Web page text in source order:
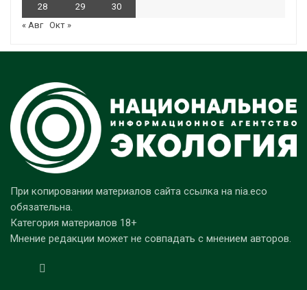
28 29
30
« Авг Окт »
При копировании материалов сайта ссылка на nia.eco
обязательна.
Категория материалов 18+
Мнение редакции может не совпадать с мнением авторов.